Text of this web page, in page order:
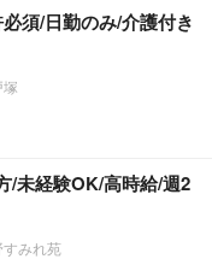
須/日勤のみ/介護付き
/未経験OK/高時給/週2
みれ苑